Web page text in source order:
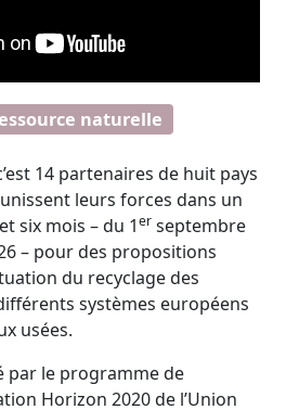
naturelle
14 partenaires de huit pays
leurs forces dans un
six mois – du 1er septembre
– pour des propositions
du recyclage des
systèmes européens
usées.
par le programme de
Horizon 2020 de l’Union